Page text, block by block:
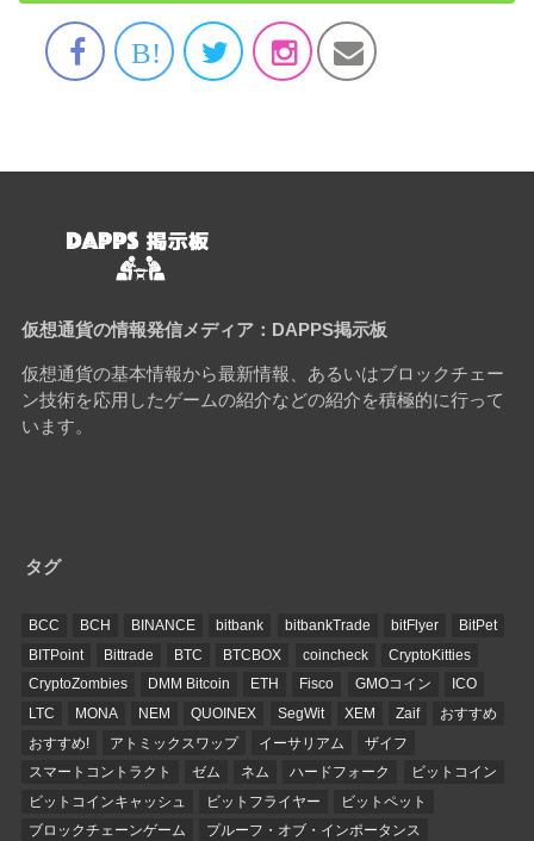
B!
仮想通貨の情報発信メディア：DAPPS掲示板
仮想通貨の基本情報から最新情報、あるいはブロックチェー
ン技術を応用したゲームの紹介などの紹介を積極的に行って
います。
タグ
BCC BCH BINANCE bitbank bitbankTrade bitFlyer
BitPet
BITPoint
Bittrade BTC BTCBOX coincheck
CryptoKitties
CryptoZombies
DMM Bitcoin ETH Fisco GMOコイン
ICO
LTC
MONA NEM QUOINEX SegWit XEM Zaif
おすすめ
おすすめ!
アトミックスワップ イーサリアム
ザイフ
スマートコントラクト
ゼム ネム ハードフォーク
ビットコイン
ビットコインキャッシュ
ビットフライヤー
ビットペット
ブロックチェーンゲーム
プルーフ・オブ・インポータンス